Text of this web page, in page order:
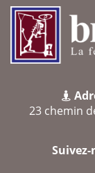
23 chemin
Suivez-